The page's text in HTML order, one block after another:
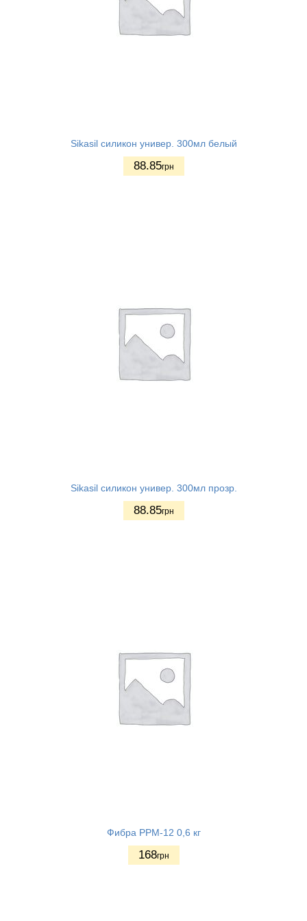
Sikasil силикон универ. 300мл белый
88.85грн
Sikasil силикон универ. 300мл прозр.
88.85грн
Фибра PPM-12 0,6 кг
168грн